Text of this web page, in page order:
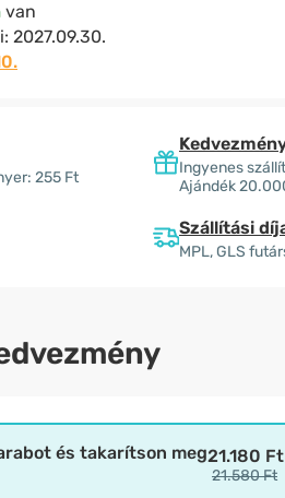
van
2027.09.30.
255 Ft
Ingyenes
Ajándék
Szállítási
MPL, GLS
és takarítson meg21.180 Ft
21.580 Ft